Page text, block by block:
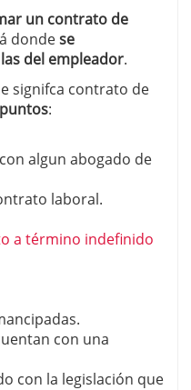
un contrato de
dondese
del empleador.
signifca contrato de
:
algun abogado de
laboral.
a término indefinido
con una
con la legislación que